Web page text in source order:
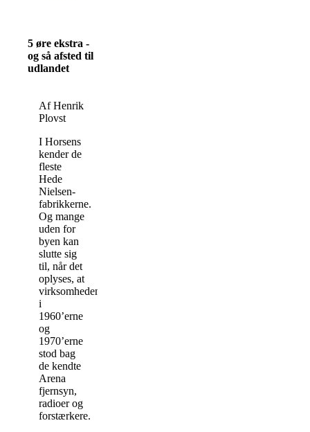
5 øre ekstra -
og så afsted til
udlandet
Af Henrik
Plovst
I Horsens
kender de
fleste
Hede
Nielsen-
fabrikkerne.
Og mange
uden for
byen kan
slutte sig
til, når det
oplyses, at
virksomheden
i
1960’erne
og
1970’erne
stod bag
de kendte
Arena
fjernsyn,
radioer og
forstærkere.